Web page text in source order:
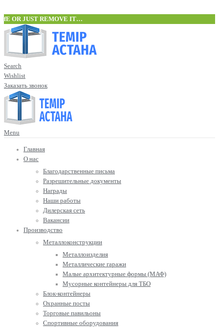
fE OR JUST REMOVE IT…
Search
Wishlist
Заказать звонок
Menu
Главная
О нас
Благодарственные письма
Разрешительные документы
Награды
Наши работы
Дилерская сеть
Вакансии
Производство
Металлоконструкции
Металлоизделия
Металлические гаражи
Малые архитектурные формы (МАФ)
Мусорные контейнеры для ТБО
Блок-контейнеры
Охранные посты
Торговые павильоны
Спортивные оборудования